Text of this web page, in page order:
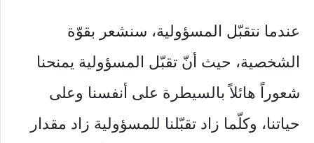
عندما نتقبّل المسؤولية، سنشعر بقوّة
الشخصية، حيث أنّ تقبّل المسؤولية يمنحنا
شعوراً هائلاً بالسيطرة على أنفسنا وعلى
حياتنا، وكلّما زاد تقبّلنا للمسؤولية زاد مقدار